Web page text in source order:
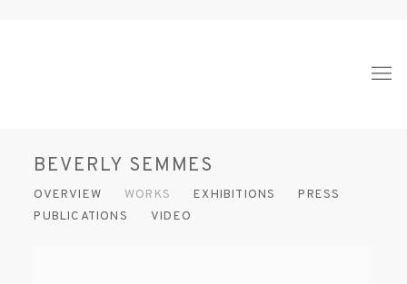
BEVERLY SEMMES
OVERVIEW WORKS EXHIBITIONS
PRESS
PUBLICATIONS
VIDEO